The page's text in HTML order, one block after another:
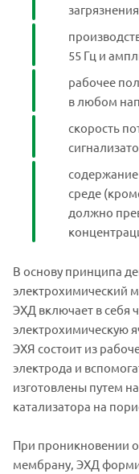
55 Гц и
рабочее
в любом
скорость
среде
должно
В основу принципа
электрохимический
ЭХД включает в себя
электрохимическую
ЭХЯ состоит из
электрода и
изготовлены путем
катализатора на
При проникновении
мембрану, ЭХД